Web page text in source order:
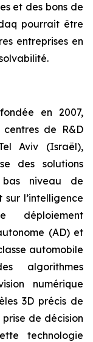
et des bons de
pourrait être
entreprises en
en 2007,
de R&D
Aviv (Israël),
des solutions
bas niveau de
l’intelligence
déploiement
(AD) et
automobile
algorithmes
numérique
3D précis de
prise de décision
technologie